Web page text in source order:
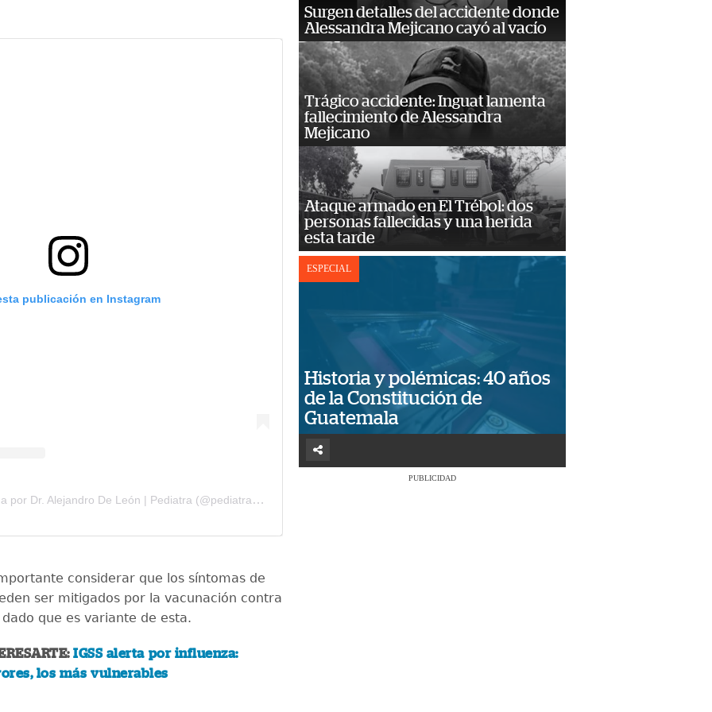
publicación en Instagram
Una publicación compartida por Dr. Alejandro De León | Pediatra (@pediatraalejandrodeleon)
considerar que los síntomas de
ser mitigados por la vacunación contra
que es variante de esta.
IGSS alerta por influenza:
los más vulnerables
Surgen detalles del accidente donde
Alessandra Mejicano cayó al vacío
Trágico accidente: Inguat lamenta
fallecimiento de Alessandra
Mejicano
Ataque armado en El Trébol: dos
personas fallecidas y una herida
esta tarde
ESPECIAL
Historia y polémicas: 40 años
de la Constitución de
Guatemala
PUBLICIDAD